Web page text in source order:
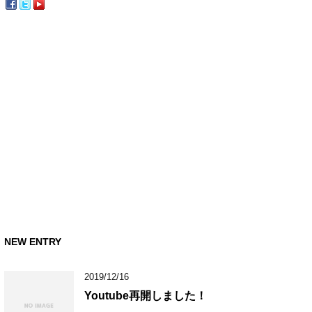
NEW ENTRY
2019/12/16
Youtube再開しました！